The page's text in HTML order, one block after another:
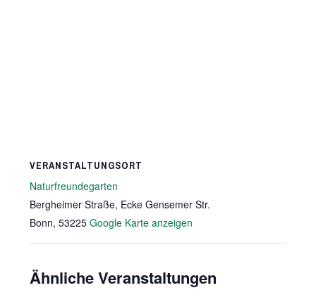
VERANSTALTUNGSORT
Naturfreundegarten
Bergheimer Straße, Ecke Gensemer Str.
Bonn, 53225 Google Karte anzeigen
Ähnliche Veranstaltungen